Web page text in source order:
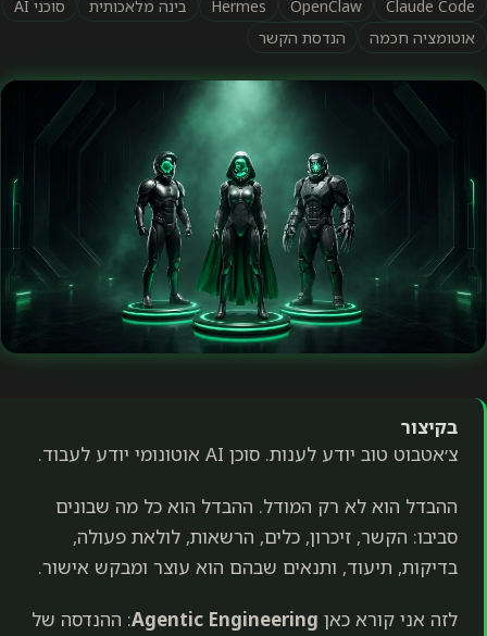
Claude Code
OpenClaw
Hermes בינה מלאכותית
סוכני AI
אוטומציה חכמה
הנדסת הקשר
בקיצור
צ׳אטבוט טוב יודע לענות. סוכן AI אוטונומי יודע לעבוד.
ההבדל הוא לא רק המודל. ההבדל הוא כל מה שבונים
סביבו: הקשר, זיכרון, כלים, הרשאות, לולאת פעולה,
בדיקות, תיעוד, ותנאים שבהם הוא עוצר ומבקש אישור.
לזה אני קורא כאן Agentic Engineering: ההנדסה של